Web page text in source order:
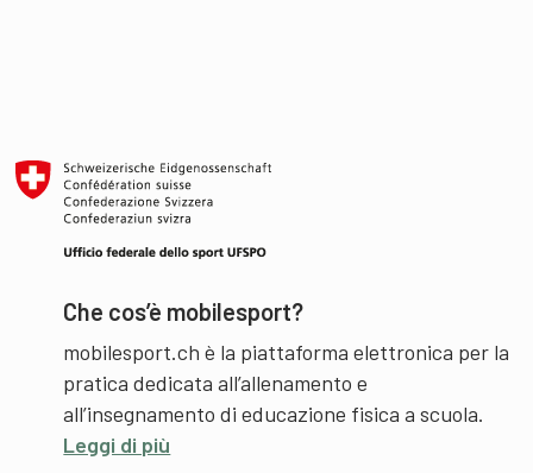
Che cos’è mobilesport?
mobilesport.ch è la piattaforma elettronica per la
pratica dedicata all’allenamento e
all’insegnamento di educazione fisica a scuola.
Leggi di più